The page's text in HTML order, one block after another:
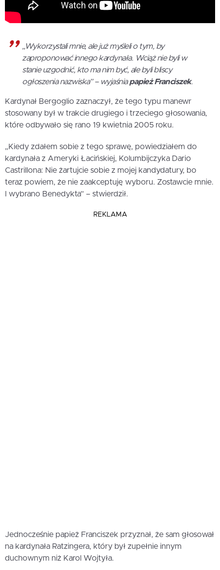
„Wykorzystali mnie, ale już myśleli o tym, by
zaproponować innego kardynała. Wciąż nie byli w
stanie uzgodnić, kto ma nim być, ale byli bliscy
ogłoszenia nazwiska” – wyjaśniapapież Franciszek.
Kardynał Bergoglio zaznaczył, że tego typu manewr
stosowany był w trakcie drugiego i trzeciego głosowania,
które odbywało się rano 19 kwietnia 2005 roku.
„Kiedy zdałem sobie z tego sprawę, powiedziałem do
kardynała z Ameryki Łacińskiej, Kolumbijczyka Dario
Castrillona: Nie żartujcie sobie z mojej kandydatury, bo
teraz powiem, że nie zaakceptuję wyboru. Zostawcie mnie.
I wybrano Benedykta” – stwierdził.
REKLAMA
Jednocześnie papież Franciszek przyznał, że sam głosował
na kardynała Ratzingera, który był zupełnie innym
duchownym niż Karol Wojtyła.